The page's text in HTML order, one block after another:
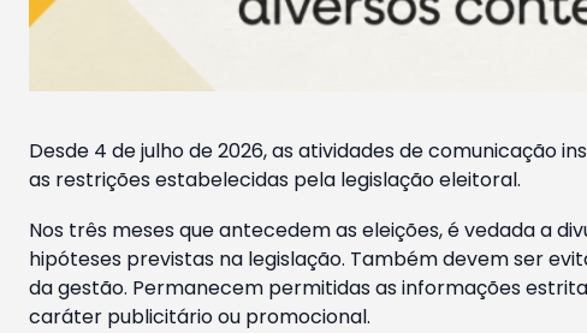
Desde 4 de julho de 2026, as atividades de comunicação
as restrições estabelecidas pela legislação eleitoral.
Nos três meses que antecedem as eleições, é vedada a
hipóteses previstas na legislação. Também devem ser
da gestão. Permanecem permitidas as informações
caráter publicitário ou promocional.